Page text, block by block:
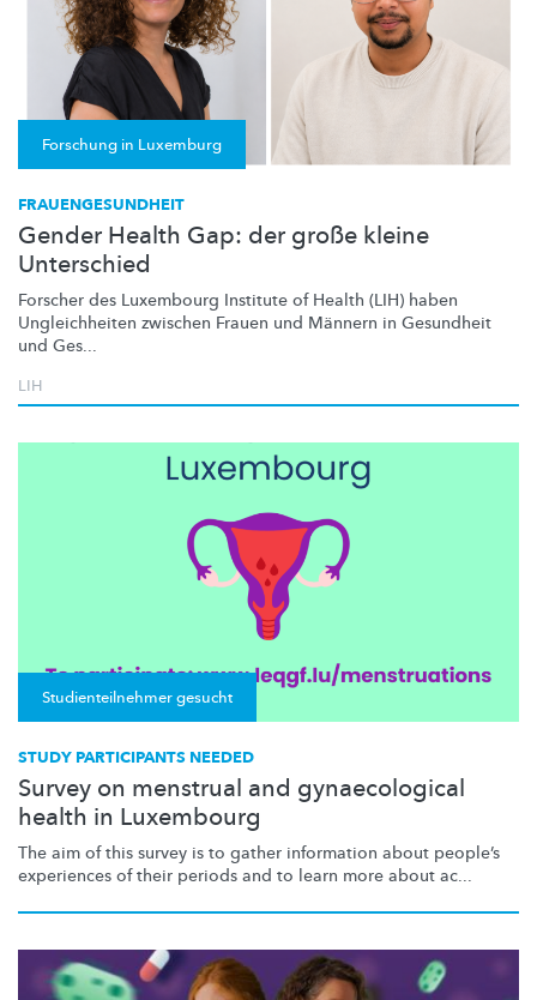
Forschung in Luxemburg
FRAUENGESUNDHEIT
Gender Health Gap: der große kleine
Unterschied
Forscher des Luxembourg Institute of Health (LIH) haben
Ungleichheiten zwischen Frauen und Männern in Gesundheit
und Ges...
LIH
Studienteilnehmer gesucht
STUDY PARTICIPANTS NEEDED
Survey on menstrual and gynaecological
health in Luxembourg
The aim of this survey is to gather information about people’s
experiences of their periods and to learn more about ac...